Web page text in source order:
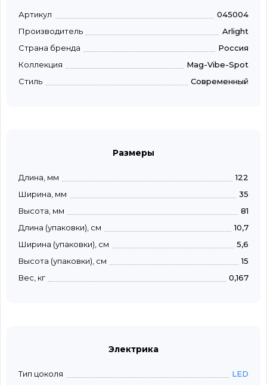
Артикул
045004
Производитель
Arlight
Страна бренда
Россия
Коллекция
Mag-Vibe-Spot
Стиль
Современный
Размеры
Длина, мм
122
Ширина, мм
35
Высота, мм
81
Длина (упаковки), см
10,7
Ширина (упаковки), см
5,6
Высота (упаковки), см
15
Вес, кг
0,167
Электрика
Тип цоколя
LED